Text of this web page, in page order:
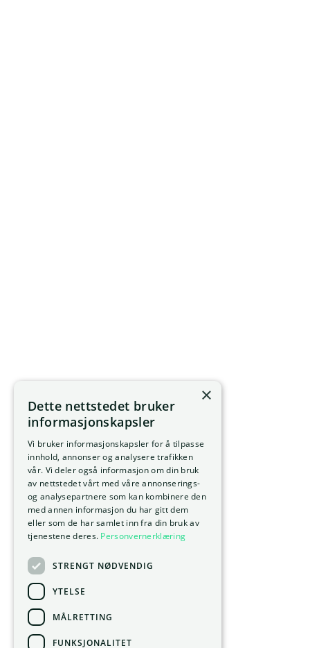
×
Dette nettstedet bruker
informasjonskapsler
Vi bruker informasjonskapsler for å tilpasse
innhold, annonser og analysere trafikken
vår. Vi deler også informasjon om din bruk
av nettstedet vårt med våre annonserings-
og analysepartnere som kan kombinere den
med annen informasjon du har gitt dem
eller som de har samlet inn fra din bruk av
tjenestene deres. Personvernerklæring
STRENGT NØDVENDIG
YTELSE
MÅLRETTING
FUNKSJONALITET